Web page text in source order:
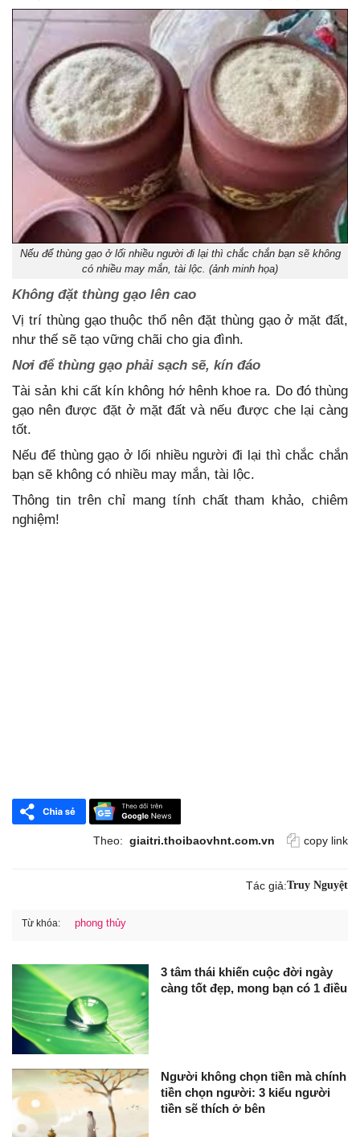
Nếu để thùng gạo ở lối nhiều người đi lại thì chắc chắn bạn sẽ không
có nhiều may mắn, tài lộc. (ảnh minh họa)
Không đặt thùng gạo lên cao
Vị trí thùng gạo thuộc thổ nên đặt thùng gạo ở mặt đất,
như thế sẽ tạo vững chãi cho gia đình.
Nơi để thùng gạo phải sạch sẽ, kín đáo
Tài sản khi cất kín không hớ hênh khoe ra. Do đó thùng
gạo nên được đặt ở mặt đất và nếu được che lại càng
tốt.
Nếu để thùng gạo ở lối nhiều người đi lại thì chắc chắn
bạn sẽ không có nhiều may mắn, tài lộc.
Thông tin trên chỉ mang tính chất tham khảo, chiêm
nghiệm!
Theo: giaitri.thoibaovhnt.com.vn copy link
Tác giả:Truy Nguyệt
Từ khóa: phong thủy
3 tâm thái khiến cuộc đời ngày
càng tốt đẹp, mong bạn có 1 điều
Người không chọn tiền mà chính
tiền chọn người: 3 kiểu người
tiền sẽ thích ở bên